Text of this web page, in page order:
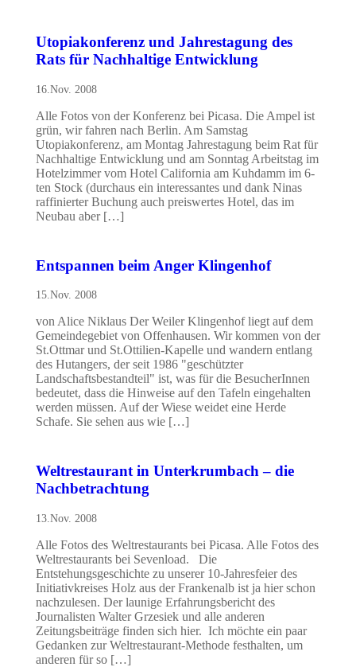
Utopiakonferenz und Jahrestagung des
Rats für Nachhaltige Entwicklung
16.Nov. 2008
Alle Fotos von der Konferenz bei Picasa. Die Ampel ist
grün, wir fahren nach Berlin. Am Samstag
Utopiakonferenz, am Montag Jahrestagung beim Rat für
Nachhaltige Entwicklung und am Sonntag Arbeitstag im
Hotelzimmer vom Hotel California am Kuhdamm im 6-
ten Stock (durchaus ein interessantes und dank Ninas
raffinierter Buchung auch preiswertes Hotel, das im
Neubau aber […]
Entspannen beim Anger Klingenhof
15.Nov. 2008
von Alice Niklaus Der Weiler Klingenhof liegt auf dem
Gemeindegebiet von Offenhausen. Wir kommen von der
St.Ottmar und St.Ottilien-Kapelle und wandern entlang
des Hutangers, der seit 1986 "geschützter
Landschaftsbestandteil" ist, was für die BesucherInnen
bedeutet, dass die Hinweise auf den Tafeln eingehalten
werden müssen. Auf der Wiese weidet eine Herde
Schafe. Sie sehen aus wie […]
Weltrestaurant in Unterkrumbach – die
Nachbetrachtung
13.Nov. 2008
Alle Fotos des Weltrestaurants bei Picasa. Alle Fotos des
Weltrestaurants bei Sevenload. Die
Entstehungsgeschichte zu unserer 10-Jahresfeier des
Initiativkreises Holz aus der Frankenalb ist ja hier schon
nachzulesen. Der launige Erfahrungsbericht des
Journalisten Walter Grzesiek und alle anderen
Zeitungsbeiträge finden sich hier. Ich möchte ein paar
Gedanken zur Weltrestaurant-Methode festhalten, um
anderen für so […]